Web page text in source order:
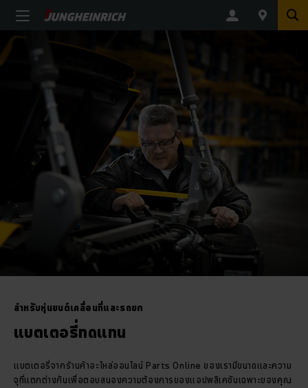
สำหรับหุ่นยนต์เคลื่อนที่และรถยก
แบตเตอรี่ทดแทน
แบตเตอรี่จากร้านค้าอะไหล่ออนไลน์ Parts Online ของเรามีขนาดและความ
จุที่แตกต่างกันเพื่อตอบสนองความต้องการของแอปพลิเคชันเฉพาะของคุณ